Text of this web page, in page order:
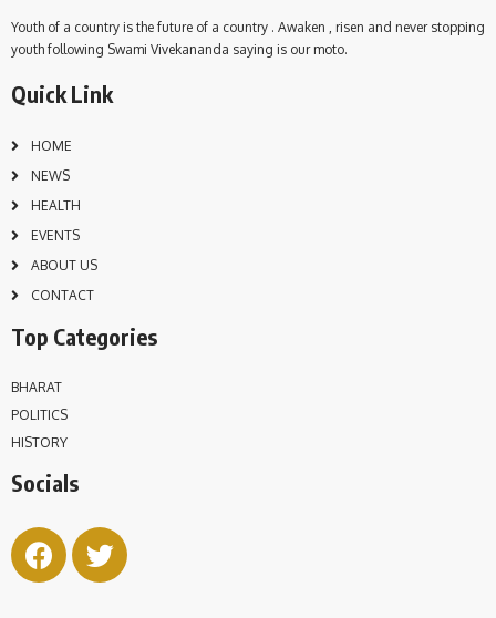
Youth of a country is the future of a country . Awaken , risen and never stopping
youth following Swami Vivekananda saying is our moto.
Quick Link
HOME
NEWS
HEALTH
EVENTS
ABOUT US
CONTACT
Top Categories
BHARAT
POLITICS
HISTORY
Socials